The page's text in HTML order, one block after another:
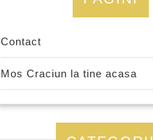
Contact
Mos Craciun la tine acasa